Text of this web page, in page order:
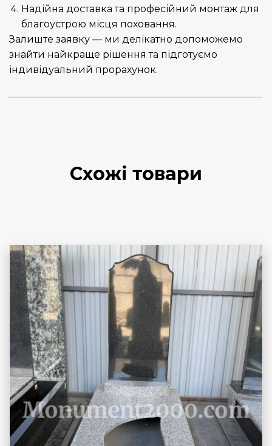
Надійна доставка та професійний монтаж для
благоустрою місця поховання.
Залиште заявку — ми делікатно допоможемо
знайти найкраще рішення та підготуємо
індивідуальний прорахунок.
Схожі товари